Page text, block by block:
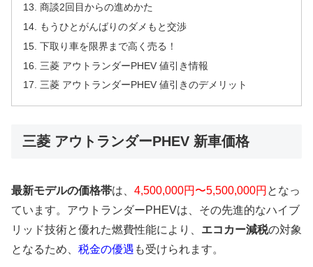
商談2回目からの進めかた
もうひとがんばりのダメもと交渉
下取り車を限界まで高く売る！
三菱 アウトランダーPHEV 値引き情報
三菱 アウトランダーPHEV 値引きのデメリット
三菱 アウトランダーPHEV 新車価格
最新モデルの価格帯は、 4,500,000円〜5,500,000円 となっ
ています。アウトランダーPHEVは、その先進的なハイブ
リッド技術と優れた燃費性能により、 エコカー減税の対象
となるため、 税金の優遇 も受けられます。